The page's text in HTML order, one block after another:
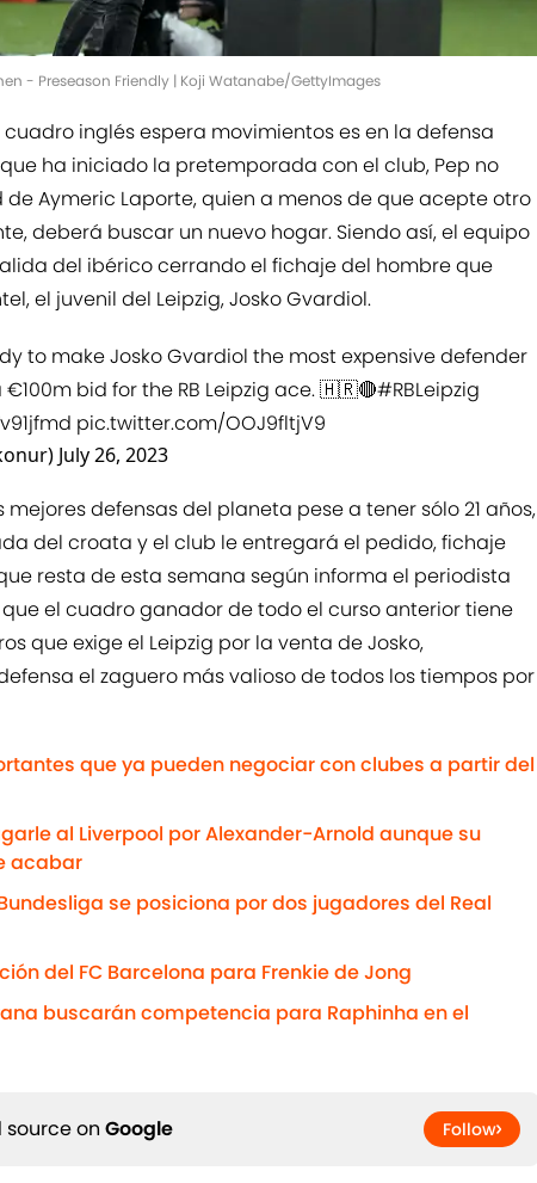
- Preseason Friendly | Koji Watanabe/GettyImages
inglés espera movimientos es en la defensa
ha iniciado la pretemporada con el club, Pep no
Aymeric Laporte, quien a menos de que acepte otro
deberá buscar un nuevo hogar. Siendo así, el equipo
del ibérico cerrando el fichaje del hombre que
el juvenil del Leipzig, Josko Gvardiol.
to make Josko Gvardiol the most expensive defender
bid for the RB Leipzig ace. 🇭🇷🔴#RBLeipzig
pic.twitter.com/OOJ9fltjV9
July 26, 2023
defensas del planeta pese a tener sólo 21 años,
del croata y el club le entregará el pedido, fichaje
resta de esta semana según informa el periodista
que el cuadro ganador de todo el curso anterior tiene
que exige el Leipzig por la venta de Josko,
el zaguero más valioso de todos los tiempos por
que ya pueden negociar con clubes a partir del
al Liverpool por Alexander-Arnold aunque su
acabar
se posiciona por dos jugadores del Real
del FC Barcelona para Frenkie de Jong
buscarán competencia para Raphinha en el
on Google Follow